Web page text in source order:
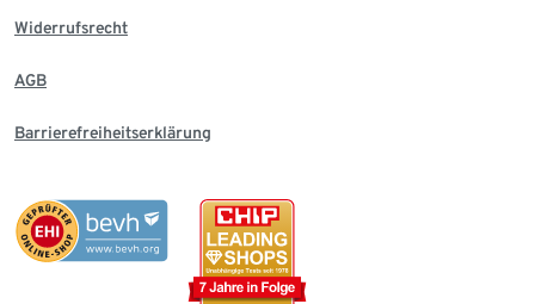
Widerrufsrecht
AGB
Barrierefreiheitserklärung